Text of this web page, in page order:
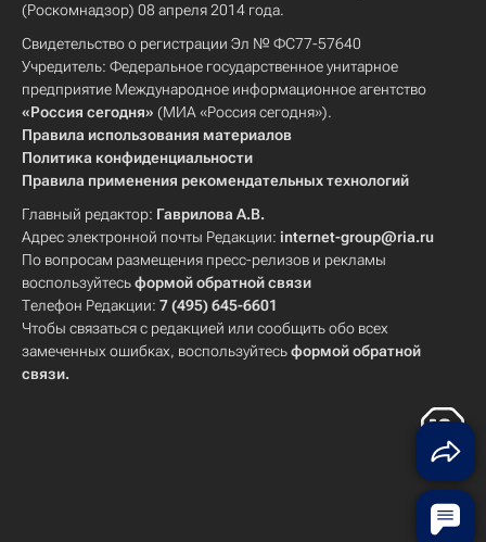
(Роскомнадзор) 08 апреля 2014 года.
Свидетельство о регистрации Эл № ФС77-57640
Учредитель: Федеральное государственное унитарное
предприятие Международное информационное агентство
«Россия сегодня» (МИА «Россия сегодня»).
Правила использования материалов
Политика конфиденциальности
Правила применения рекомендательных технологий
Главный редактор: Гаврилова А.В.
Адрес электронной почты Редакции: internet-group@ria.ru
По вопросам размещения пресс-релизов и рекламы
воспользуйтесьформой обратной связи
Телефон Редакции: 7 (495) 645-6601
Чтобы связаться с редакцией или сообщить обо всех
замеченных ошибках, воспользуйтесьформой обратной
связи.